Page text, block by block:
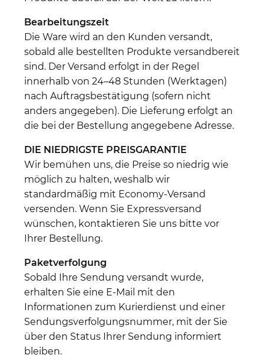
Bearbeitungszeit
Die Ware wird an den Kunden versandt,
sobald alle bestellten Produkte versandbereit
sind. Der Versand erfolgt in der Regel
innerhalb von 24–48 Stunden (Werktagen)
nach Auftragsbestätigung (sofern nicht
anders angegeben). Die Lieferung erfolgt an
die bei der Bestellung angegebene Adresse.
DIE NIEDRIGSTE PREISGARANTIE
Wir bemühen uns, die Preise so niedrig wie
möglich zu halten, weshalb wir
standardmäßig mit Economy-Versand
versenden. Wenn Sie Expressversand
wünschen, kontaktieren Sie uns bitte vor
Ihrer Bestellung.
Paketverfolgung
Sobald Ihre Sendung versandt wurde,
erhalten Sie eine E-Mail mit den
Informationen zum Kurierdienst und einer
Sendungsverfolgungsnummer, mit der Sie
über den Status Ihrer Sendung informiert
bleiben.